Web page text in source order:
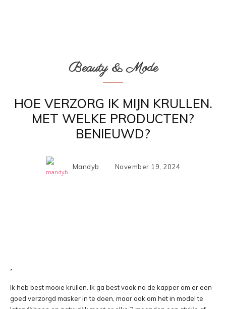
Beauty & Mode
HOE VERZORG IK MIJN KRULLEN.
MET WELKE PRODUCTEN?
BENIEUWD?
Mandyb November 19, 2024
Ik heb best mooie krullen. Ik ga best vaak na de kapper om er een
goed verzorgd masker in te doen, maar ook om het in model te